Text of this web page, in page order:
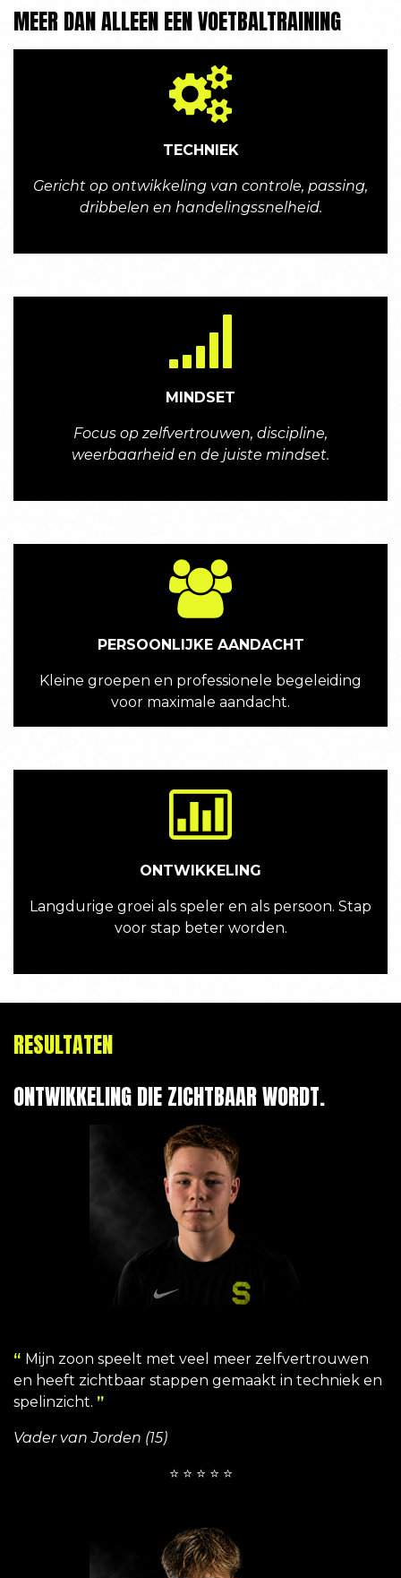
MEER DAN ALLEEN EEN VOETBALTRAINING
TECHNIEK
Gericht op ontwikkeling van controle, passing,
dribbelen en handelingssnelheid.
MINDSET
Focus op zelfvertrouwen, discipline,
weerbaarheid en de juiste mindset.
PERSOONLIJKE AANDACHT
Kleine groepen en professionele begeleiding
voor maximale aandacht.
ONTWIKKELING
Langdurige groei als speler en als persoon. Stap
voor stap beter worden.
RESULTATEN
ONTWIKKELING DIE ZICHTBAAR WORDT.
“ Mijn zoon speelt met veel meer zelfvertrouwen
en heeft zichtbaar stappen gemaakt in techniek en
spelinzicht. ”
Vader van Jorden (15)
⭐ ⭐ ⭐ ⭐ ⭐